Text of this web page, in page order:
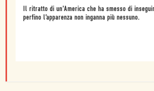
Il ritratto di un’America che ha smesso di
perfino l’apparenza non inganna più nessuno.